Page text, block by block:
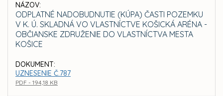
NÁZOV:
ODPLATNÉ NADOBUDNUTIE (KÚPA) ČASTI POZEMKU
V K. Ú. SKLADNÁ VO VLASTNÍCTVE KOŠICKÁ ARÉNA -
OBČIANSKE ZDRUŽENIE DO VLASTNÍCTVA MESTA
KOŠICE
DOKUMENT:
UZNESENIE Č.787
PDF - 194,18 KB